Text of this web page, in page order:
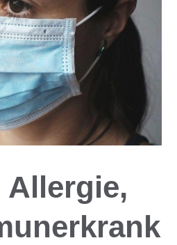
Allergie,